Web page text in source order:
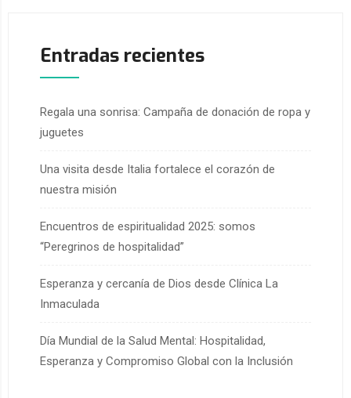
Entradas recientes
Regala una sonrisa: Campaña de donación de ropa y
juguetes
Una visita desde Italia fortalece el corazón de
nuestra misión
Encuentros de espiritualidad 2025: somos
“Peregrinos de hospitalidad”
Esperanza y cercanía de Dios desde Clínica La
Inmaculada
Día Mundial de la Salud Mental: Hospitalidad,
Esperanza y Compromiso Global con la Inclusión